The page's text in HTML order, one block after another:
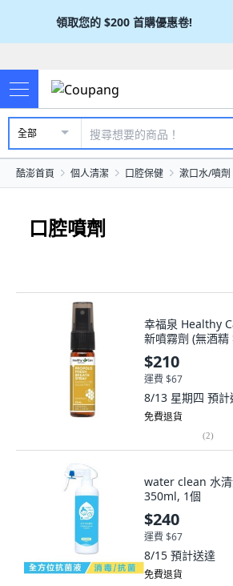
領取您的 $200 首購優惠卷!
全部
酷澎首頁 個人清潔 口腔保健 漱口水/噴劑
口腔噴劑
幸福泉 Healthy
新噴霧劑 (無酒精
$210
運費 $67
8/13 星期四 預計
免費退貨
(2)
water clean 水
350ml, 1個
$240
運費 $67
8/15 預計送達
免費退貨